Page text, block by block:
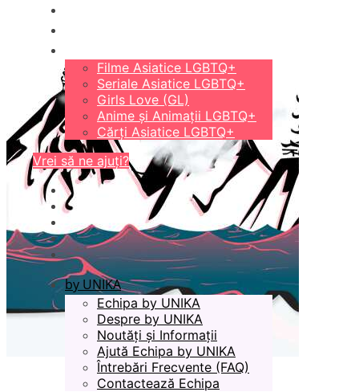
Filme Asiatice LGBTQ+
Seriale Asiatice LGBTQ+
Girls Love (GL)
Anime și Animații LGBTQ+
Cărți Asiatice LGBTQ+
Vrei să ne ajuți?
by UNIKA
Echipa by UNIKA
Despre by UNIKA
Noutăți și Informații
Ajută Echipa by UNIKA
Întrebări Frecvente (FAQ)
Contactează Echipa